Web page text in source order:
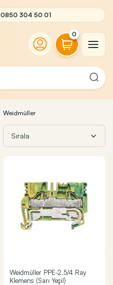
0850 304 50 01
0
Weidmüller
Weidmüller PPE-2.5/4 Ray
Klemens (Sarı Yeşil)